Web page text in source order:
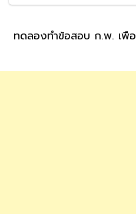
ทดลองทำข้อสอบ ก.พ. เพื่